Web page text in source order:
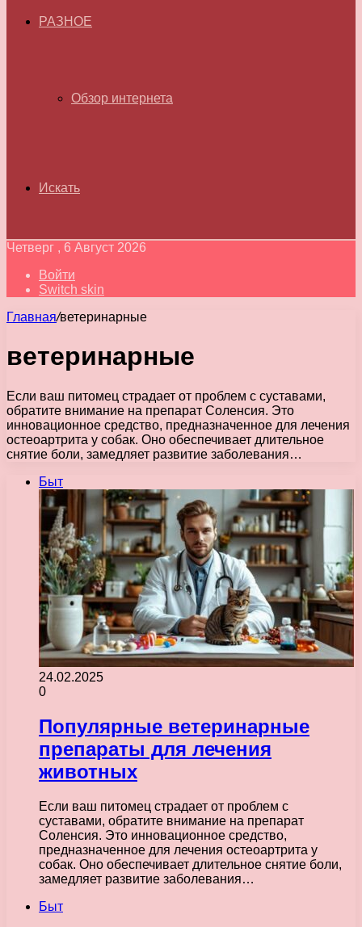
РАЗНОЕ
Обзор интернета
Искать
Четверг , 6 Август 2026
Войти
Switch skin
Главная/ветеринарные
ветеринарные
Если ваш питомец страдает от проблем с суставами,
обратите внимание на препарат Соленсия. Это
инновационное средство, предназначенное для лечения
остеоартрита у собак. Оно обеспечивает длительное
снятие боли, замедляет развитие заболевания…
Быт
24.02.2025
0
Популярные ветеринарные
препараты для лечения
животных
Если ваш питомец страдает от проблем с
суставами, обратите внимание на препарат
Соленсия. Это инновационное средство,
предназначенное для лечения остеоартрита у
собак. Оно обеспечивает длительное снятие боли,
замедляет развитие заболевания…
Быт